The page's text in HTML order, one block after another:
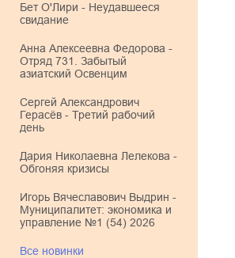
Бет О'Лири - Неудавшееся
свидание
Анна Алексеевна Федорова -
Отряд 731. Забытый
азиатский Освенцим
Сергей Александрович
Герасёв - Третий рабочий
день
Дария Николаевна Лелекова -
Обгоняя кризисы
Игорь Вячеславович Выдрин -
Муниципалитет: экономика и
управление №1 (54) 2026
Все новинки